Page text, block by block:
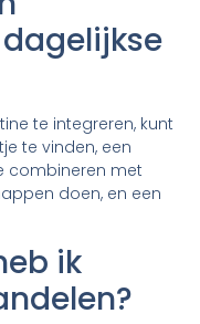
te integreren, kunt
te vinden, een
combineren met
doen, en een
ik